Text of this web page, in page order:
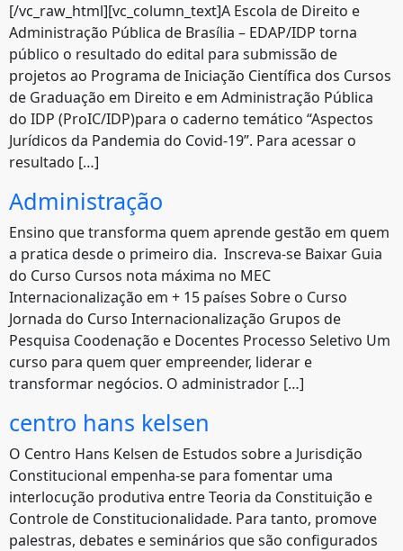
[/vc_raw_html][vc_column_text]A Escola de Direito e
Administração Pública de Brasília – EDAP/IDP torna
público o resultado do edital para submissão de
projetos ao Programa de Iniciação Científica dos Cursos
de Graduação em Direito e em Administração Pública
do IDP (ProIC/IDP)para o caderno temático “Aspectos
Jurídicos da Pandemia do Covid-19”. Para acessar o
resultado […]
Administração
Ensino que transforma quem aprende gestão em quem
a pratica desde o primeiro dia. Inscreva-se Baixar Guia
do Curso Cursos nota máxima no MEC
Internacionalização em + 15 países Sobre o Curso
Jornada do Curso Internacionalização Grupos de
Pesquisa Coodenação e Docentes Processo Seletivo Um
curso para quem quer empreender, liderar e
transformar negócios. O administrador […]
centro hans kelsen
O Centro Hans Kelsen de Estudos sobre a Jurisdição
Constitucional empenha-se para fomentar uma
interlocução produtiva entre Teoria da Constituição e
Controle de Constitucionalidade. Para tanto, promove
palestras, debates e seminários que são configurados